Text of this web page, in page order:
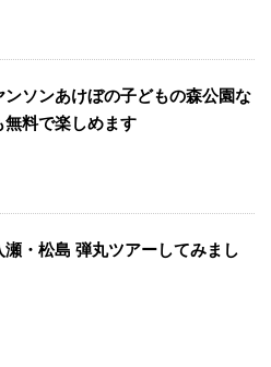
ンソンあけぼの子どもの森公園な
無料で楽しめます
瀬・松島 弾丸ツアーしてみまし